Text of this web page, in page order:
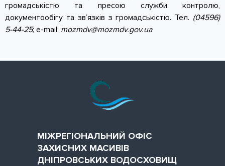
громадськістю та пресою служби контролю,
документообігу та зв’язків з громадськістю. Тел. (04596)
5-44-25; e-mail: mozmdv@mozmdv.gov.ua
МІЖРЕГІОНАЛЬНИЙ ОФІС
ЗАХИСНИХ МАСИВІВ
ДНІПРОВСЬКИХ ВОДОСХОВИЩ